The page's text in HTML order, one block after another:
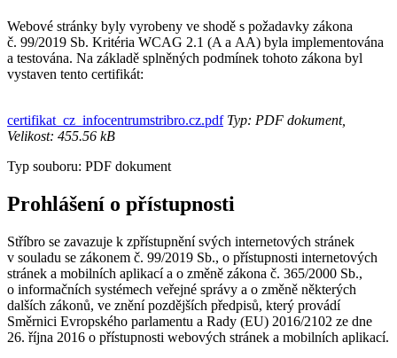
Webové stránky byly vyrobeny ve shodě s požadavky zákona
č. 99/2019 Sb. Kritéria WCAG 2.1 (A a AA) byla implementována
a testována. Na základě splněných podmínek tohoto zákona byl
vystaven tento certifikát:
certifikat_cz_infocentrumstribro.cz.pdfTyp: PDF dokument,
Velikost: 455.56 kB
Typ souboru: PDF dokument
Prohlášení o přístupnosti
Stříbro se zavazuje k zpřístupnění svých internetových stránek
v souladu se zákonem č. 99/2019 Sb., o přístupnosti internetových
stránek a mobilních aplikací a o změně zákona č. 365/2000 Sb.,
o informačních systémech veřejné správy a o změně některých
dalších zákonů, ve znění pozdějších předpisů, který provádí
Směrnici Evropského parlamentu a Rady (EU) 2016/2102 ze dne
26. října 2016 o přístupnosti webových stránek a mobilních aplikací.